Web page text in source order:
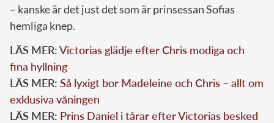
– kanske är det just det som är prinsessan Sofias
hemliga knep.
LÄS MER:Victorias glädje efter Chris modiga och
fina hyllning
LÄS MER: Så lyxigt bor Madeleine och Chris – allt om
exklusiva våningen
LÄS MER: Prins Daniel i tårar efter Victorias besked